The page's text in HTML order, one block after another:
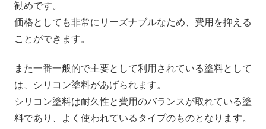
勧めです。
価格としても非常にリーズナブルなため、費用を抑える
ことができます。
また一番一般的で主要として利用されている塗料として
は、シリコン塗料があげられます。
シリコン塗料は耐久性と費用のバランスが取れている塗
料であり、よく使われているタイプのものとなります。